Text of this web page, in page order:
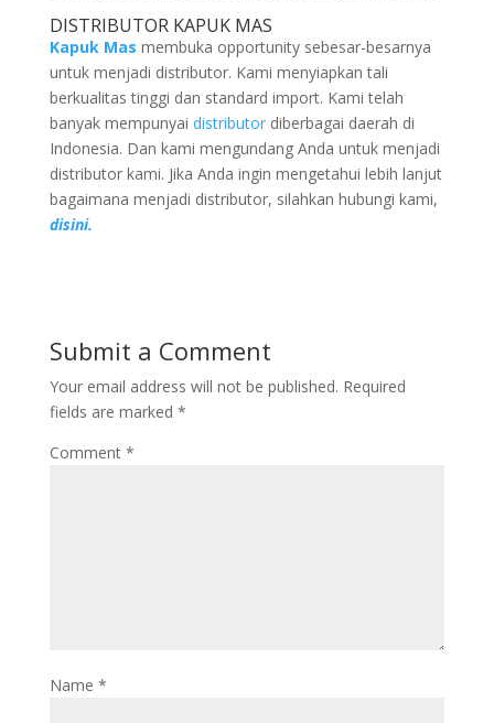
DISTRIBUTOR KAPUK MAS
Kapuk Mas membuka opportunity sebesar-besarnya
untuk menjadi distributor. Kami menyiapkan tali
berkualitas tinggi dan standard import. Kami telah
banyak mempunyai distributordiberbagai daerah di
Indonesia. Dan kami mengundang Anda untuk menjadi
distributor kami. Jika Anda ingin mengetahui lebih lanjut
bagaimana menjadi distributor, silahkan hubungi kami,
disini.
Submit a Comment
Your email address will not be published. Required
fields are marked *
Comment *
Name *